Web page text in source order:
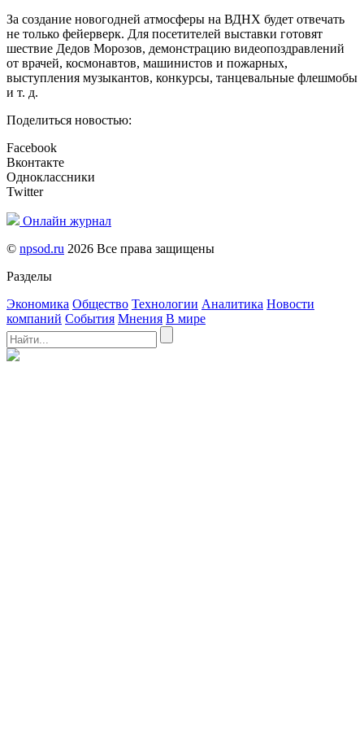
За создание новогодней атмосферы на ВДНХ будет отвечать
не только фейерверк. Для посетителей выставки готовят
шествие Дедов Морозов, демонстрацию видеопоздравлений
от врачей, космонавтов, машинистов и пожарных,
выступления музыкантов, конкурсы, танцевальные флешмобы
и т. д.
Поделиться новостью:
Facebook
Вконтакте
Одноклассники
Twitter
Онлайн журнал
© npsod.ru 2026 Все права защищены
Разделы
Экономика Общество Технологии Аналитика Новости
компаний События Мнения В мире